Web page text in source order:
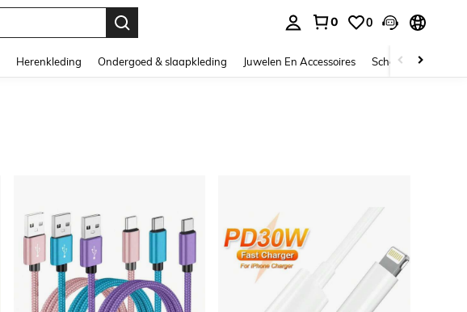
0 0
Herenkleding Ondergoed & slaapkleding Juwelen En Accessoires Schoonheid &